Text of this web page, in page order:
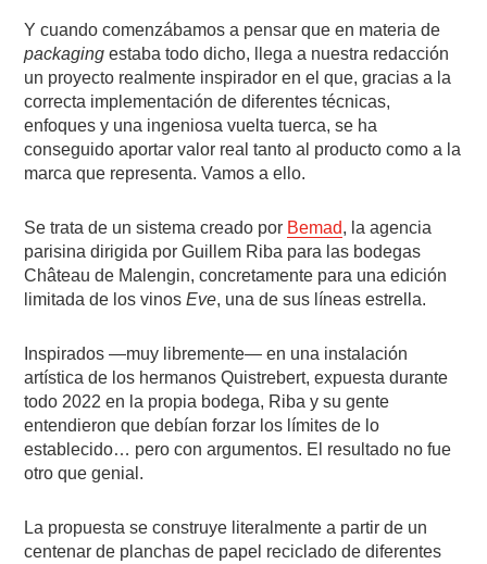
Y cuando comenzábamos a pensar que en materia de
packaging estaba todo dicho, llega a nuestra redacción
un proyecto realmente inspirador en el que, gracias a la
correcta implementación de diferentes técnicas,
enfoques y una ingeniosa vuelta tuerca, se ha
conseguido aportar valor real tanto al producto como a la
marca que representa. Vamos a ello.
Se trata de un sistema creado por Bemad, la agencia
parisina dirigida por Guillem Riba para las bodegas
Château de Malengin, concretamente para una edición
limitada de los vinosEve, una de sus líneas estrella.
Inspirados —muy libremente— en una instalación
artística de los hermanos Quistrebert, expuesta durante
todo 2022 en la propia bodega, Riba y su gente
entendieron que debían forzar los límites de lo
establecido… pero con argumentos. El resultado no fue
otro que genial.
La propuesta se construye literalmente a partir de un
centenar de planchas de papel reciclado de diferentes